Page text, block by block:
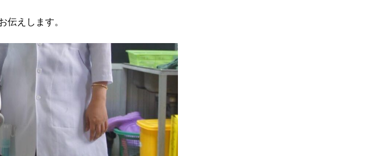
伝えします。